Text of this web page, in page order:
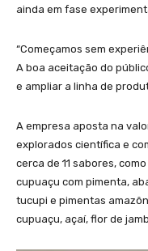
ainda em fase
“Começamos sem
A boa aceitação do
e ampliar a linha de
A empresa aposta na
explorados científica e
cerca de 11 sabores,
cupuaçu com pimenta,
tucupi e pimentas
cupuaçu, açaí, flor de